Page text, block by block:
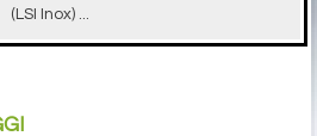
(LSI Inox) ...